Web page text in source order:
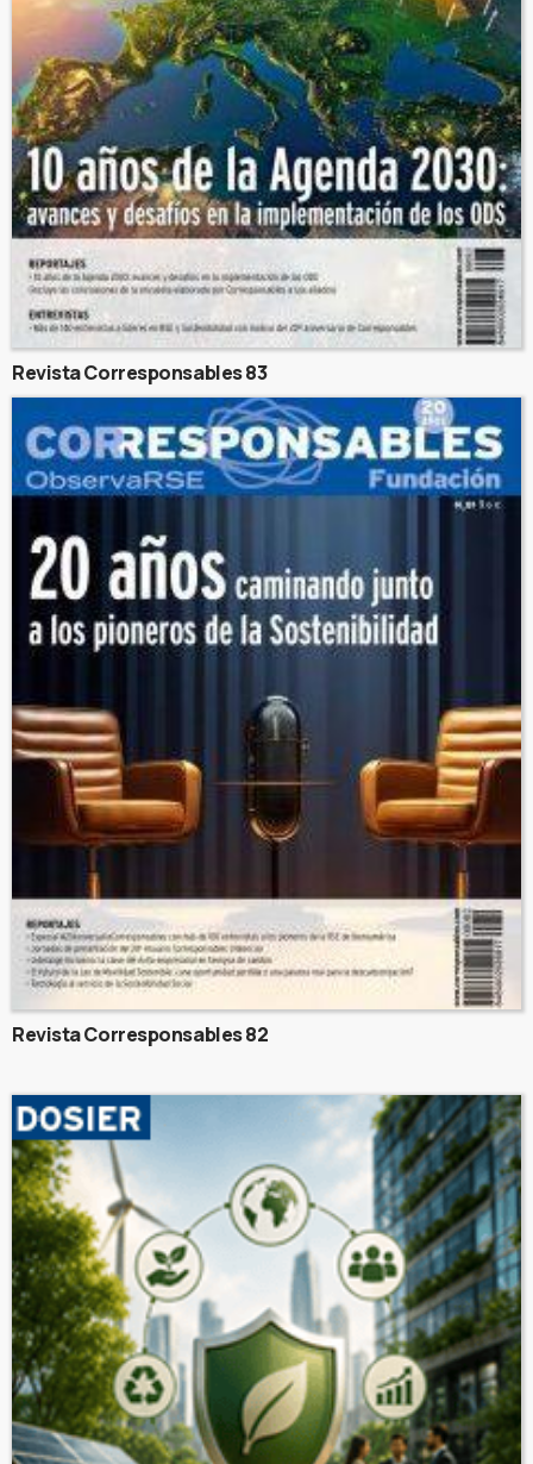
Revista Corresponsables 83
Revista Corresponsables 82